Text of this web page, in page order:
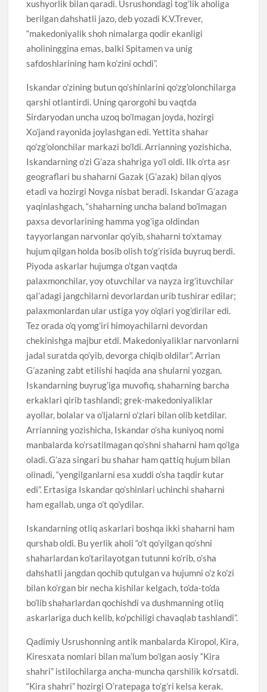
xushyorlik bilan qaradi. Usrushondagi tog’lik aholiga
berilgan dahshatli jazo, deb yozadi K.V.Trever,
“makedoniyalik shoh nimalarga qodir ekanligi
aholininggina emas, balki Spitamen va unig
safdoshlarining ham ko’zini ochdi”.
Iskandar o’zining butun qo’shinlarini qo’zg’olonchilarga
qarshi otlantirdi. Uning qarorgohi bu vaqtda
Sirdaryodan uncha uzoq bo’lmagan joyda, hozirgi
Xo’jand rayonida joylashgan edi. Yettita shahar
qo’zg’olonchilar markazi bo’ldi. Arrianning yozishicha,
Iskandarning o’zi G’aza shahriga yo’l oldi. Ilk o’rta asr
geograflari bu shaharni Gazak (G’azak) bilan qiyos
etadi va hozirgi Novga nisbat beradi. Iskandar G’azaga
yaqinlashgach, “shaharning uncha baland bo’lmagan
paxsa devorlarining hamma yog’iga oldindan
tayyorlangan narvonlar qo’yib, shaharni to’xtamay
hujum qilgan holda bosib olish to’g’risida buyruq berdi.
Piyoda askarlar hujumga o’tgan vaqtda
palaxmonchilar, yoy otuvchilar va nayza irg’ituvchilar
qal’adagi jangchilarni devorlardan urib tushirar edilar;
palaxmonlardan ular ustiga yoy o’qlari yog’dirilar edi.
Tez orada o’q yomg’iri himoyachilarni devordan
chekinishga majbur etdi. Makedoniyaliklar narvonlarni
jadal suratda qo’yib, devorga chiqib oldilar”. Arrian
G’azaning zabt etilishi haqida ana shularni yozgan.
Iskandarning buyrug’iga muvofiq, shaharning barcha
erkaklari qirib tashlandi; grek-makedoniyaliklar
ayollar, bolalar va o’ljalarni o’zlari bilan olib ketdilar.
Arrianning yozishicha, Iskandar o’sha kuniyoq nomi
manbalarda ko’rsatilmagan qo’shni shaharni ham qo’lga
oladi. G’aza singari bu shahar ham qattiq hujum bilan
olinadi, “yengilganlarni esa xuddi o’sha taqdir kutar
edi”. Ertasiga Iskandar qo’shinlari uchinchi shaharni
ham egallab, unga o’t qo’ydilar.
Iskandarning otliq askarlari boshqa ikki shaharni ham
qurshab oldi. Bu yerlik aholi “o’t qo’yilgan qo’shni
shaharlardan ko’tarilayotgan tutunni ko’rib, o’sha
dahshatli jangdan qochib qutulgan va hujumni o’z ko’zi
bilan ko’rgan bir necha kishilar kelgach, to’da-to’da
bo’lib shaharlardan qochishdi va dushmanning otliq
askarlariga duch kelib, ko’pchiligi chavaqlab tashlandi”.
Qadimiy Usrushonning antik manbalarda Kiropol, Kira,
Kiresxata nomlari bilan ma’lum bo’lgan aosiy “Kira
shahri” istilochilarga ancha-muncha qarshilik ko’rsatdi.
“Kira shahri” hozirgi O’ratepaga to’g’ri kelsa kerak.